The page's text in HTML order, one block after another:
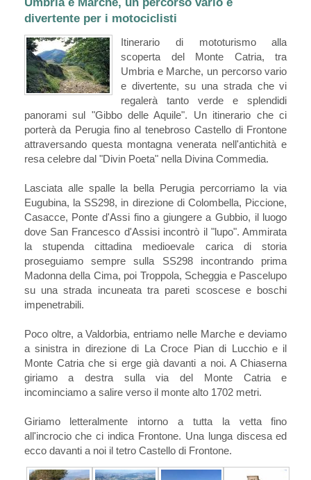
divertente per i motociclisti
Itinerario di mototurismo alla
scoperta del Monte Catria, tra
Umbria e Marche, un percorso vario
e divertente, su una strada che vi
regalerà tanto verde e splendidi
panorami sul "Gibbo delle Aquile". Un itinerario che ci
porterà da Perugia fino al tenebroso Castello di Frontone
attraversando questa montagna venerata nell'antichità e
resa celebre dal "Divin Poeta" nella Divina Commedia.
Lasciata alle spalle la bella Perugia percorriamo la via
Eugubina, la SS298, in direzione di Colombella, Piccione,
Casacce, Ponte d'Assi fino a giungere a Gubbio, il luogo
dove San Francesco d'Assisi incontrò il "lupo". Ammirata
la stupenda cittadina medioevale carica di storia
proseguiamo sempre sulla SS298 incontrando prima
Madonna della Cima, poi Troppola, Scheggia e Pascelupo
su una strada incuneata tra pareti scoscese e boschi
impenetrabili.
Poco oltre, a Valdorbia, entriamo nelle Marche e deviamo
a sinistra in direzione di La Croce Pian di Lucchio e il
Monte Catria che si erge già davanti a noi. A Chiaserna
giriamo a destra sulla via del Monte Catria e
incominciamo a salire verso il monte alto 1702 metri.
Giriamo letteralmente intorno a tutta la vetta fino
all'incrocio che ci indica Frontone. Una lunga discesa ed
ecco davanti a noi il tetro Castello di Frontone.